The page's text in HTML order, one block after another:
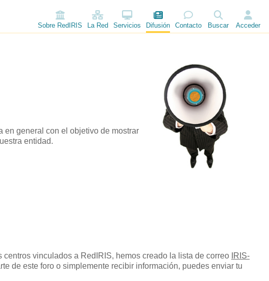
Sobre RedIRIS La Red Servicios Difusión Contacto Buscar Acceder
en general con el objetivo de mostrar
entidad.
vinculados a RedIRIS, hemos creado la lista de correo IRIS-
de este foro o simplemente recibir información, puedes enviar tu